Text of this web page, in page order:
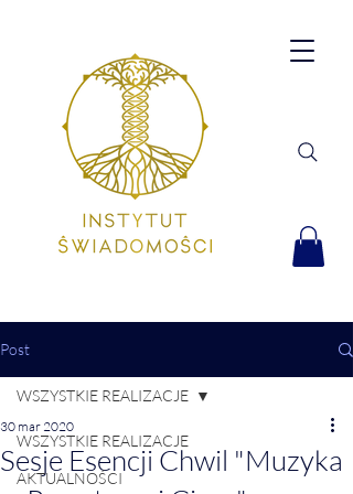
Post
WSZYSTKIE REALIZACJE
AKTUALNOŚCI
WSZYSTKIE REALIZACJE
Sesje Esencji Chwil "Muzyka
30 mar 2020